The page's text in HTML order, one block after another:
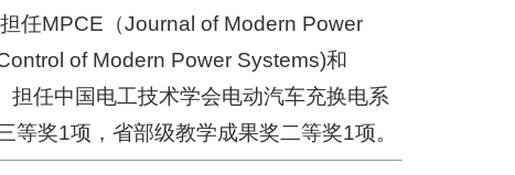
任MPCE（Journal of Modern Power
of Modern Power Systems)和
任中国电工技术学会电动汽车充换电系
奖1项，省部级教学成果奖二等奖1项。